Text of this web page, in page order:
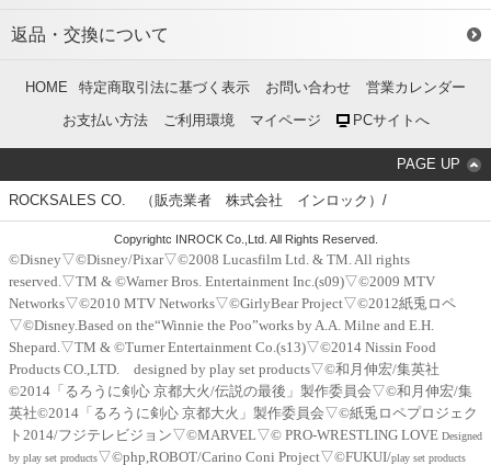
返品・交換について
HOME 特定商取引法に基づく表示 お問い合わせ
営業カレンダー
お支払い方法
ご利用環境 マイページ PCサイトへ
PAGE UP
ROCKSALES CO. （販売業者 株式会社 インロック）/
Copyrightc INROCK Co.,Ltd. All Rights Reserved.
©Disney▽©Disney/Pixar▽©2008 Lucasfilm Ltd. & TM. All rights
reserved.▽TM & ©Warner Bros. Entertainment Inc.(s09)▽©2009 MTV
Networks▽©2010 MTV Networks▽©GirlyBear Project▽©2012紙兎ロペ
▽©Disney.Based on the“Winnie the Poo”works by A.A. Milne and E.H.
Shepard.▽TM & ©Turner Entertainment Co.(s13)▽©2014 Nissin Food
Products CO.,LTD. designed by play set products▽©和月伸宏/集英社
©2014「るろうに剣心 京都大火/伝説の最後」製作委員会▽©和月伸宏/集
英社©2014「るろうに剣心 京都大火」製作委員会▽©紙兎ロペプロジェク
ト2014/フジテレビジョン▽©MARVEL▽© PRO-WRESTLING LOVE Designed
by play set products▽©php,ROBOT/Carino Coni Project▽©FUKUI/play set products